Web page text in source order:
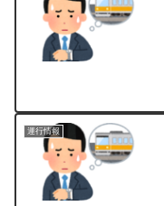
運行情報